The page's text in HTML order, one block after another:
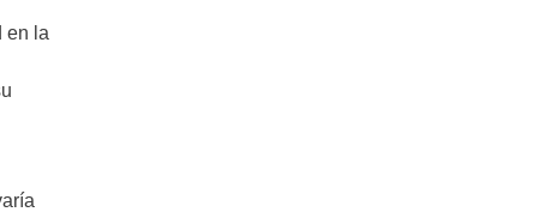
en la